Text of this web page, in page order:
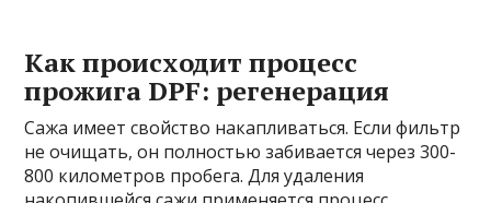
Как происходит процесс
прожига DPF: регенерация
Сажа имеет свойство накапливаться. Если фильтр
не очищать, он полностью забивается через 300-
800 километров пробега. Для удаления